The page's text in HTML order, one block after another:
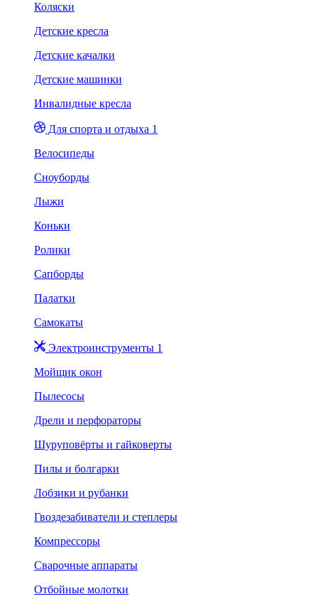
Коляски
Детские кресла
Детские качалки
Детские машинки
Инвалидные кресла
Для спорта и отдыха 1
Велосипеды
Сноуборды
Лыжи
Коньки
Ролики
Сапборды
Палатки
Самокаты
Электроинструменты 1
Мойщик окон
Пылесосы
Дрели и перфораторы
Шуруповёрты и гайковерты
Пилы и болгарки
Лобзики и рубанки
Гвоздезабиватели и степлеры
Компрессоры
Сварочные аппараты
Отбойные молотки